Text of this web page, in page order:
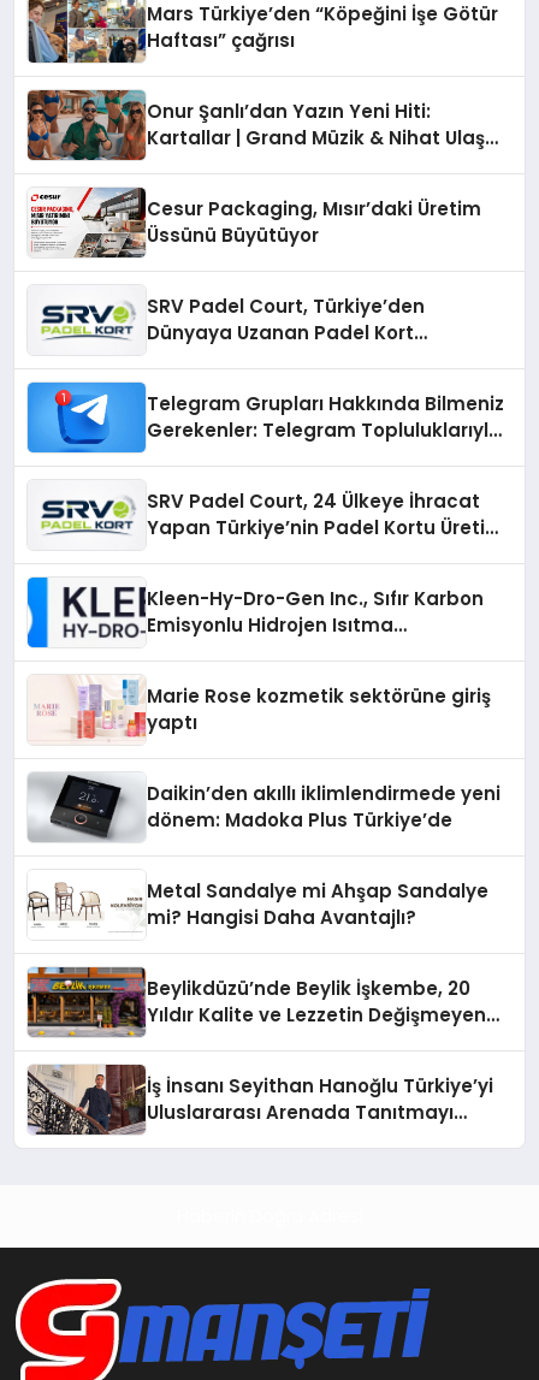
Mars Türkiye’den “Köpeğini İşe Götür
Haftası” çağrısı
Onur Şanlı’dan Yazın Yeni Hiti:
Kartallar | Grand Müzik & Nihat Ulaş
Cesur Packaging, Mısır’daki Üretim
Üssünü Büyütüyor
SRV Padel Court, Türkiye’den
Dünyaya Uzanan Padel Kort
Telegram Grupları Hakkında Bilmeniz
Gerekenler: Telegram Topluluklarıyla
SRV Padel Court, 24 Ülkeye İhracat
Yapan Türkiye’nin Padel Kortu Üretim
Kleen-Hy-Dro-Gen Inc., Sıfır Karbon
Emisyonlu Hidrojen Isıtma
Marie Rose kozmetik sektörüne giriş
yaptı
Daikin’den akıllı iklimlendirmede yeni
dönem: Madoka Plus Türkiye’de
Metal Sandalye mi Ahşap Sandalye
mi? Hangisi Daha Avantajlı?
Beylikdüzü’nde Beylik İşkembe, 20
Yıldır Kalite ve Lezzetin Değişmeyen
İş İnsanı Seyithan Hanoğlu Türkiye’yi
Uluslararası Arenada Tanıtmayı